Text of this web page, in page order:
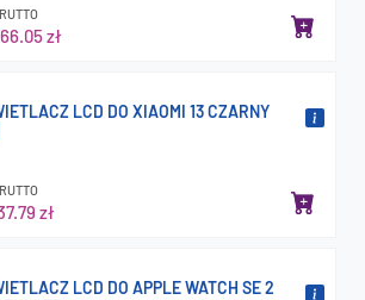
zł
LCD DO XIAOMI 13 CZARNY
zł
LCD DO APPLE WATCH SE 2